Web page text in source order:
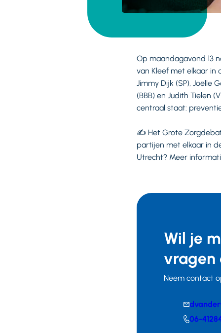
Op maandagavond 13
van Kleef met elkaar in
Jimmy Dijk (SP), Joëlle
(BBB) en Judith Tielen
centraal staat:
✍ Het Grote Zorgdebat
partijen met elkaar in
Utrecht? Meer
Wil je
vragen
Neem contact
06-